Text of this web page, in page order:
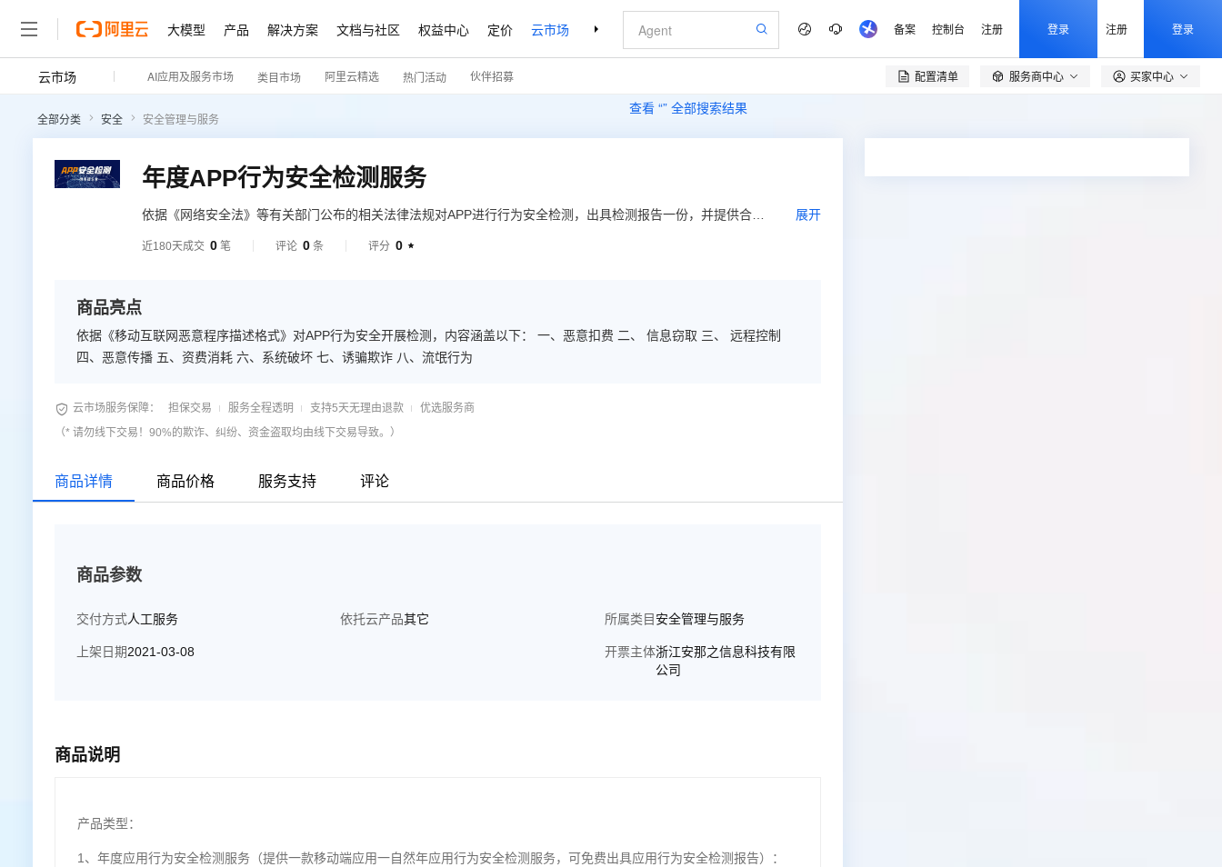
大模型 产品 解决方案 文档与社区 权益中心 定价 云市场 合作伙伴 支持与服务 了解阿里云
查看 “” 全部搜索结果
备案 控制台 注册 登录 注册 登录
云市场 AI应用及服务市场 类目市场 阿里云精选 热门活动 伙伴招募 配置清单  服务商中心 买家中心
全部分类 安全 安全管理与服务
年度APP行为安全检测服务
依据《网络安全法》等有关部门公布的相关法律法规对APP进行行为安全检测，出具检测报告一份，并提供合规
展开
近180天成交 0 笔 评论 0 条 评分 0 
商品亮点
依据《移动互联网恶意程序描述格式》对APP行为安全开展检测，内容涵盖以下： 一、恶意扣费 二、 信息窃取 三、 远程控制
四、恶意传播 五、资费消耗 六、系统破坏 七、诱骗欺诈 八、流氓行为
 云市场服务保障： 担保交易 服务全程透明 支持5天无理由退款
优选服务商
（* 请勿线下交易！90%的欺诈、纠纷、资金盗取均由线下交易导致。）
商品详情 商品价格 服务支持 评论
商品参数
交付方式人工服务 依托云产品其它 所属类目 安全管理与服务
上架日期2021-03-08 开票主体浙江安那之信息科技有限
公司
商品说明
产品类型：
1、年度应用行为安全检测服务（提供一款移动端应用一自然年应用行为安全检测服务，可免费出具应用行为安全检测报告）：